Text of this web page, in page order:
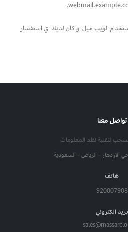
الويب ميل او كان لديك اي استفسار
تواصل معنا
لتقنية نظم المعلومات
الازدهار - الرياض - السعودية
هاتف
920007908
بريد الكتروني